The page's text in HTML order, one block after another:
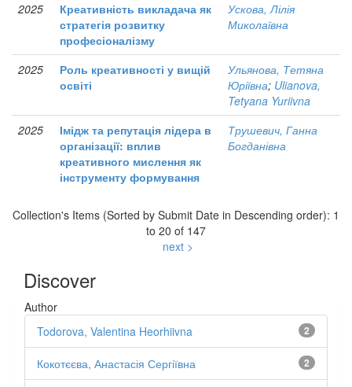
2025
Креативність викладача як
стратегія розвитку
професіоналізму
Ускова, Лілія
Миколаївна
2025
Роль креативності у вищій
освіті
Ульянова, Тетяна
Юріївна; Ulianova,
Tetyana Yuriivna
2025
Імідж та репутація лідера в
організації: вплив
креативного мислення як
інструменту формування
Трушевич, Ганна
Богданівна
Collection's Items (Sorted by Submit Date in Descending order): 1
to 20 of 147
next >
Discover
Author
2
Todorova, Valentina Heorhiivna
2
Кокотєєва, Анастасія Сергіївна